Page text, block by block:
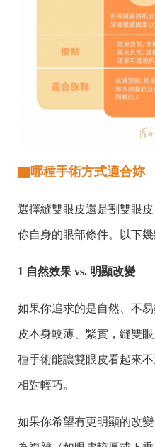
▇哪種手術方式適合妳
選擇縫雙眼皮還是割雙眼
你自身的眼部條件。以下
1 自然效果 vs. 明顯改變
如果你追求的是自然、不
皮本身較薄、緊實，縫雙
種手術能讓雙眼皮看起來
相對輕巧。
如果你希望有更明顯的改